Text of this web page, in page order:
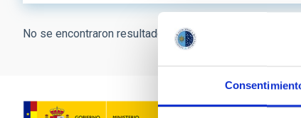
No se encontraron resultados.